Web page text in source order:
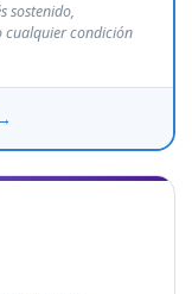
sostenido,
cualquier condición